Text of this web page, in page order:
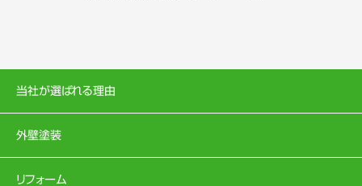
当社が選ばれる理由
外壁塗装
リフォーム